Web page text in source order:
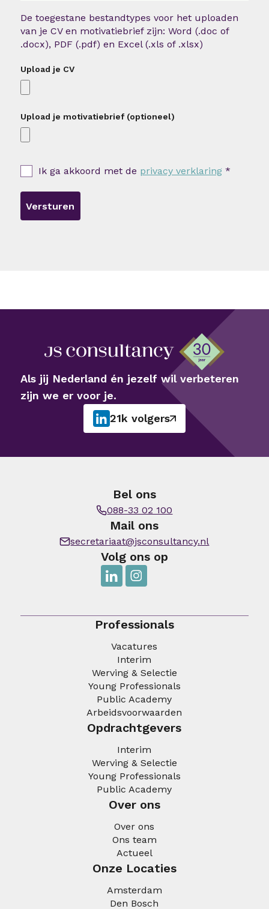
De toegestane bestandtypes voor het uploaden
van je CV en motivatiebrief zijn: Word (.doc of
.docx), PDF (.pdf) en Excel (.xls of .xlsx)
Upload je CV
Upload je motivatiebrief (optioneel)
Ik ga akkoord met de privacy verklaring *
Versturen
Als jij Nederland én jezelf wil verbeteren
zijn we er voor je.
21k volgers
Professionals
Vacatures
Interim
Werving & Selectie
Young Professionals
Public Academy
Arbeidsvoorwaarden
Opdrachtgevers
Interim
Werving & Selectie
Young Professionals
Public Academy
Over ons
Over ons
Ons team
Actueel
Onze Locaties
Amsterdam
Den Bosch
Bel ons
088-33 02 100
Mail ons
secretariaat@jsconsultancy.nl
Volg ons op